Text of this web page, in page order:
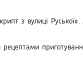
з вулиці